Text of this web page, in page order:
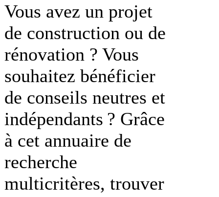
Vous avez un projet
de construction ou de
rénovation ? Vous
souhaitez bénéficier
de conseils neutres et
indépendants ? Grâce
à cet annuaire de
recherche
multicritères, trouver